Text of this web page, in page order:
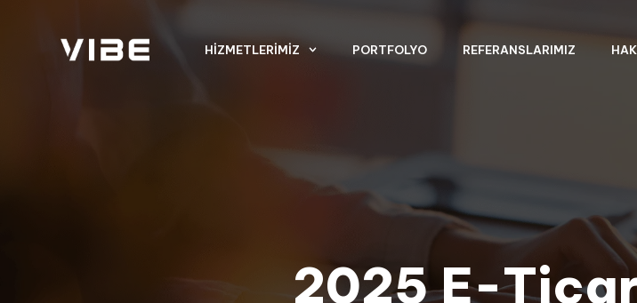
HIZMETLERIMIZ PORTFOLYO REFERANSLARIMIZ
2025 E-